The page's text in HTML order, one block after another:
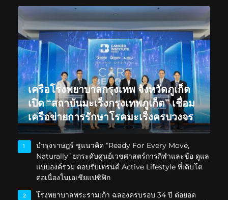
เครือโรงพยาบาลกรุงเทพ จังหวัดภูเก็ต
เปิด “สถาบันมะเร็งกรุงเทพภูเก็ต” เชื่อม
เครือข่ายการรักษาโรคมะเร็งครบวงจร
1
บำรุงราษฎร์ ชูแนวคิด “Ready For Every Move,
Naturally” ยกระดับศูนย์เวชศาสตร์การกีฬาและข้อ ดูแล
แบบองค์รวม ตอบรับเทรนด์ Active Lifestyle ที่เติบโต
ต่อเนื่องในเอเชียแปซิฟิก
2
โรงพยาบาลพระรามเก้า ฉลองครบรอบ 34 ปี ต่อยอด